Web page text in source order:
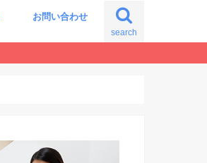
search
お問い合わせ